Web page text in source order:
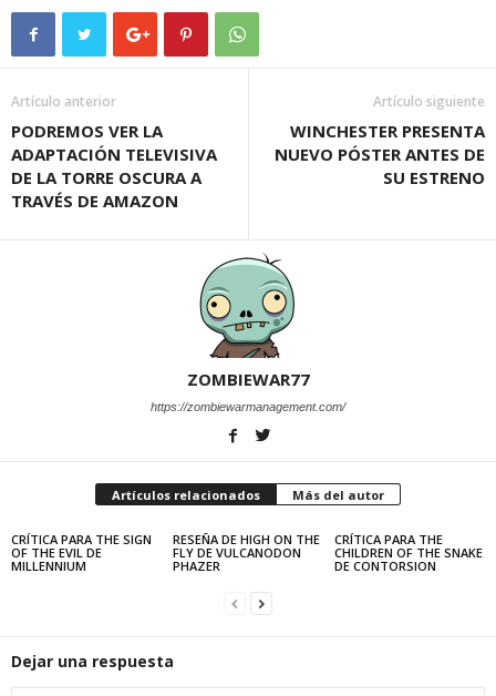
Artículo anterior
PODREMOS VER LA
ADAPTACIÓN TELEVISIVA
DE LA TORRE OSCURA A
TRAVÉS DE AMAZON
Artículo siguiente
WINCHESTER PRESENTA
NUEVO PÓSTER ANTES DE
SU ESTRENO
ZOMBIEWAR77
https://zombiewarmanagement.com/
Artículos relacionados Más del autor
CRÍTICA PARA THE SIGN
OF THE EVIL DE
MILLENNIUM
RESEÑA DE HIGH ON THE
FLY DE VULCANODON
PHAZER
CRÍTICA PARA THE
CHILDREN OF THE SNAKE
DE CONTORSION
Dejar una respuesta